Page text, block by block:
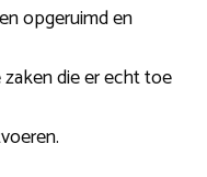
opgeruimd en
die er echt toe